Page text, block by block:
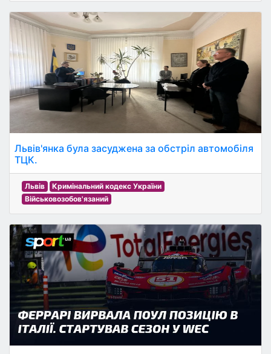
Львів'янка була засуджена за обстріл автомобіля
ТЦК.
Львів
Кримінальний кодекс України
Військовозобов'язаний